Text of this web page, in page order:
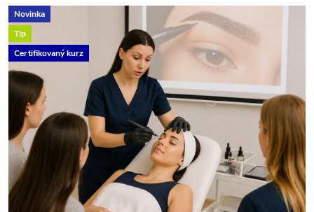
Novinka
Tip
Certifikovaný kurz